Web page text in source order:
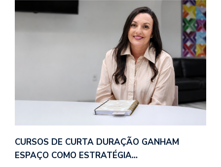
CURSOS DE CURTA DURAÇÃO GANHAM
ESPAÇO COMO ESTRATÉGIA…